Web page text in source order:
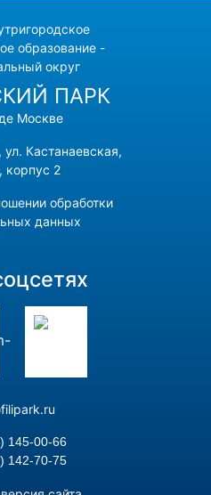
образование -
округ
ПАРК
Москве
Кастанаевская,
корпус 2
обработки
данных
145-00-66
142-70-75